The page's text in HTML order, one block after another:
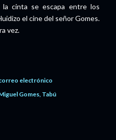
la cinta se escapa entre los
el cine del señor Gomes.
vez.
electrónico
Gomes Tabú